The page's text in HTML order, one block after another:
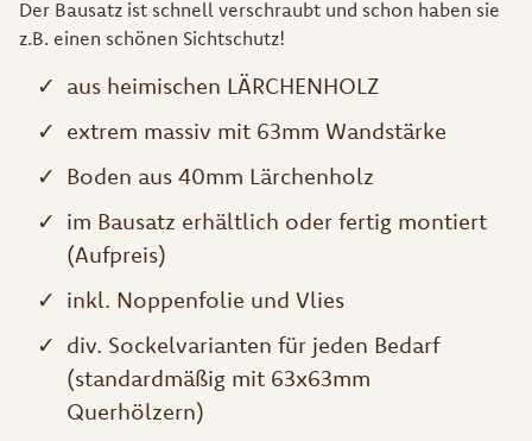
Der Bausatz ist schnell verschraubt und schon haben sie
z.B. einen schönen Sichtschutz!
aus heimischen LÄRCHENHOLZ
extrem massiv mit 63mm Wandstärke
Boden aus 40mm Lärchenholz
im Bausatz erhältlich oder fertig montiert
(Aufpreis)
inkl. Noppenfolie und Vlies
div. Sockelvarianten für jeden Bedarf
(standardmäßig mit 63x63mm
Querhölzern)